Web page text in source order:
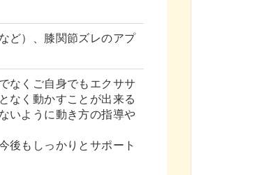
ど）、膝関節ズレのアプ
なくご自身でもエクササ
なく動かすことが出来る
いように動き方の指導や
後もしっかりとサポート